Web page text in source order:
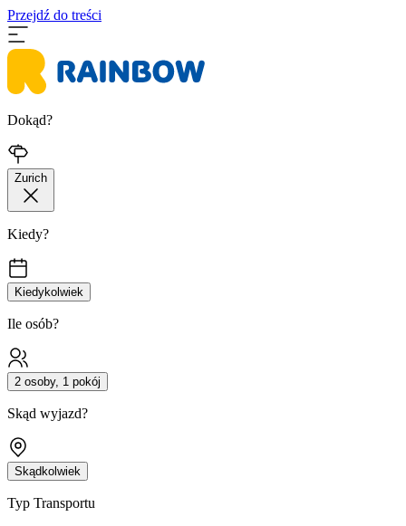
Przejdź do treści
Dokąd?
Zurich
Kiedy?
Kiedykolwiek
Ile osób?
2 osoby, 1 pokój
Skąd wyjazd?
Skądkolwiek
Typ Transportu